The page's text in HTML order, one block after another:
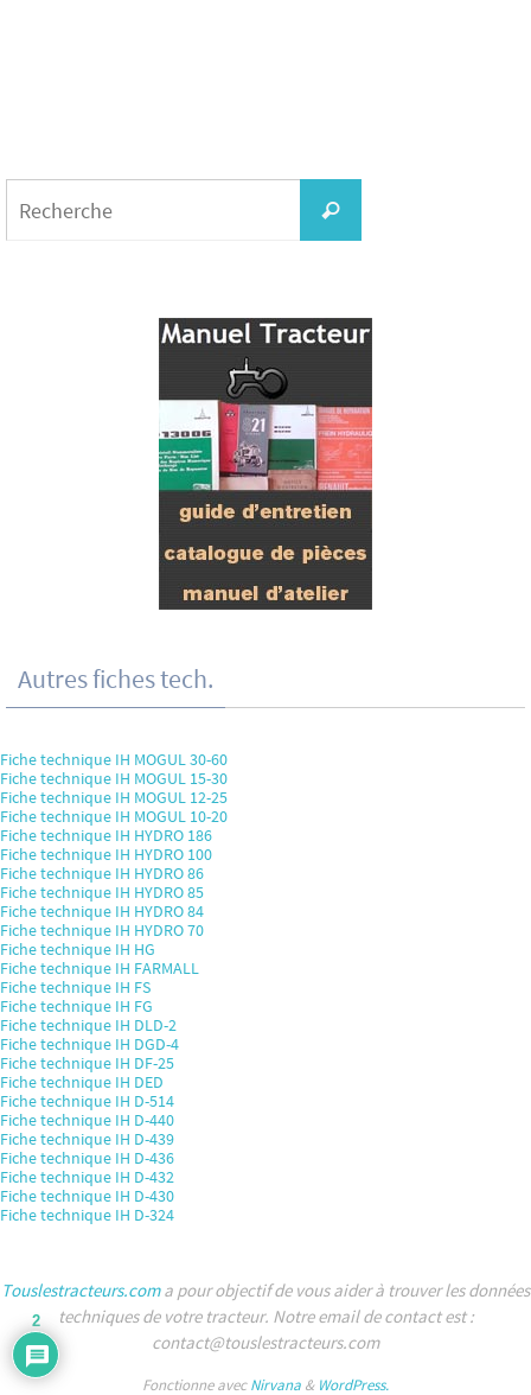
Recherche
Autres fiches tech.
Fiche technique IH MOGUL 30-60
Fiche technique IH MOGUL 15-30
Fiche technique IH MOGUL 12-25
Fiche technique IH MOGUL 10-20
Fiche technique IH HYDRO 186
Fiche technique IH HYDRO 100
Fiche technique IH HYDRO 86
Fiche technique IH HYDRO 85
Fiche technique IH HYDRO 84
Fiche technique IH HYDRO 70
Fiche technique IH HG
Fiche technique IH FARMALL
Fiche technique IH FS
Fiche technique IH FG
Fiche technique IH DLD-2
Fiche technique IH DGD-4
Fiche technique IH DF-25
Fiche technique IH DED
Fiche technique IH D-514
Fiche technique IH D-440
Fiche technique IH D-439
Fiche technique IH D-436
Fiche technique IH D-432
Fiche technique IH D-430
Fiche technique IH D-324
Touslestracteurs.coma pour objectif de vous aider à trouver les données
techniques de votre tracteur. Notre email de contact est :
contact@touslestracteurs.com
Fonctionne avecNirvana & WordPress.
2